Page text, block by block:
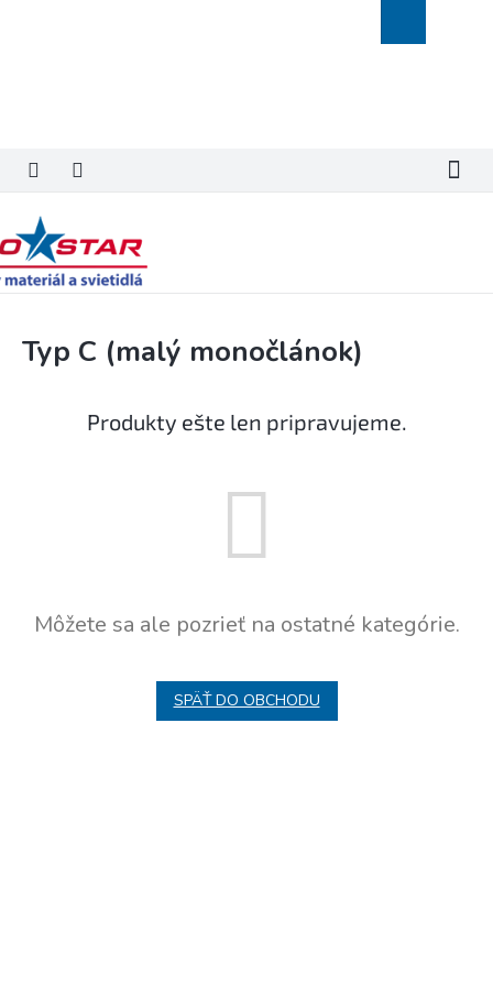
košík
Typ C (malý monočlánok)
Produkty ešte len pripravujeme.
Môžete sa ale pozrieť na ostatné kategórie.
SPÄŤ DO OBCHODU